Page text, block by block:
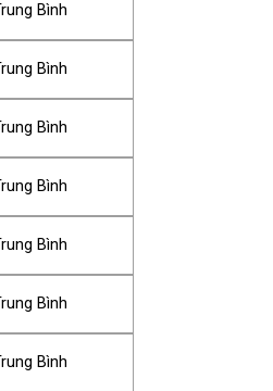
Bình
Bình
Bình
Bình
Bình
Bình
Bình